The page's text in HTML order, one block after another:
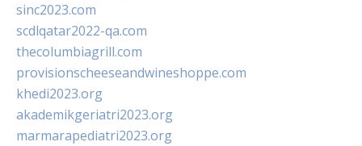
sinc2023.com
scdlqatar2022-qa.com
thecolumbiagrill.com
provisionscheeseandwineshoppe.com
khedi2023.org
akademikgeriatri2023.org
marmarapediatri2023.org